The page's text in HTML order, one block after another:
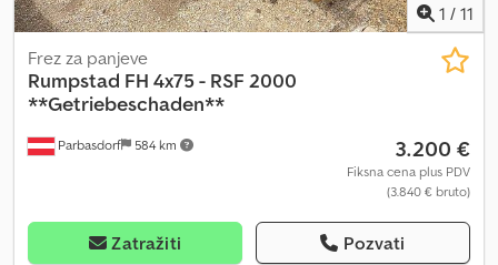
1 / 11
Parbasdorf 584 km
Frez za panjeve
Rumpstad FH 4x75 - RSF 2000
**Getriebeschaden**
3.200 €
Fiksna cena plus PDV
(3.840 € bruto)
Zatražiti Pozvati